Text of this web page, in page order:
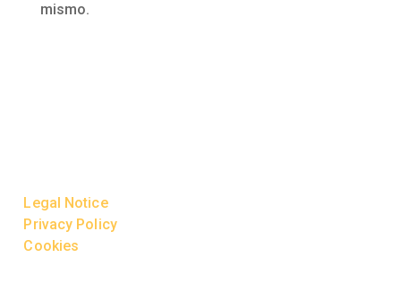
mismo.
Legal Notice
Privacy Policy
Cookies